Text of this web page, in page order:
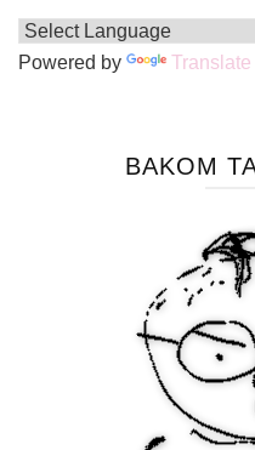
Powered by Translate
BAKOM